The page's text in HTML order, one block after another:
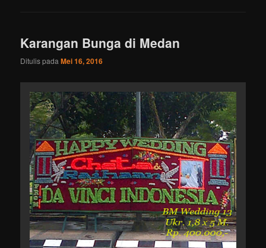
Karangan Bunga di Medan
Ditulis padaMei 16, 2016